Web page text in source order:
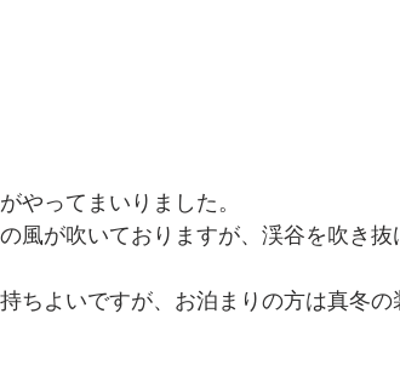
やってまいりました。
風が吹いておりますが、渓谷を吹き
ちよいですが、お泊まりの方は真冬